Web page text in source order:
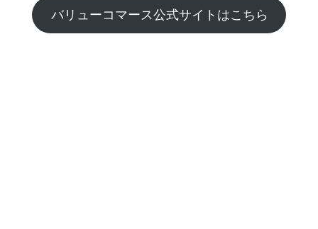
バリューコマース公式サイトはこちら